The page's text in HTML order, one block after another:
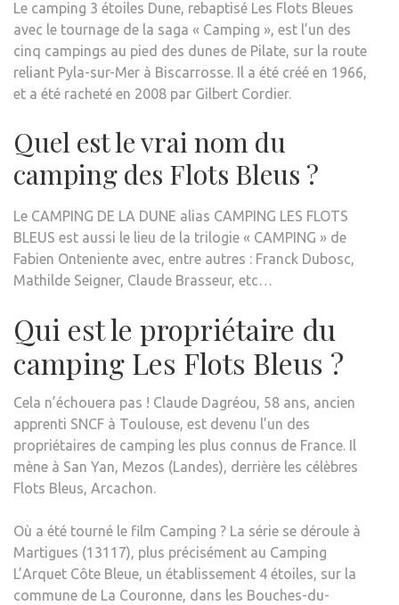
Le camping 3 étoiles Dune, rebaptisé Les Flots Bleues
avec le tournage de la saga « Camping », est l’un des
cinq campings au pied des dunes de Pilate, sur la route
reliant Pyla-sur-Mer à Biscarrosse. Il a été créé en 1966,
et a été racheté en 2008 par Gilbert Cordier.
Quel est le vrai nom du
camping des Flots Bleus ?
Le CAMPING DE LA DUNE alias CAMPING LES FLOTS
BLEUS est aussi le lieu de la trilogie « CAMPING » de
Fabien Onteniente avec, entre autres : Franck Dubosc,
Mathilde Seigner, Claude Brasseur, etc…
Qui est le propriétaire du
camping Les Flots Bleus ?
Cela n’échouera pas ! Claude Dagréou, 58 ans, ancien
apprenti SNCF à Toulouse, est devenu l’un des
propriétaires de camping les plus connus de France. Il
mène à San Yan, Mezos (Landes), derrière les célèbres
Flots Bleus, Arcachon.
Où a été tourné le film Camping ? La série se déroule à
Martigues (13117), plus précisément au Camping
L’Arquet Côte Bleue, un établissement 4 étoiles, sur la
commune de La Couronne, dans les Bouches-du-